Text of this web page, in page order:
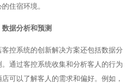
住宿环境。
据分析和预测
系统的创新解决方案还包括数据分
。通过客控系统收集和分析客人的行为
可以了解客人的需求和偏好。例如，